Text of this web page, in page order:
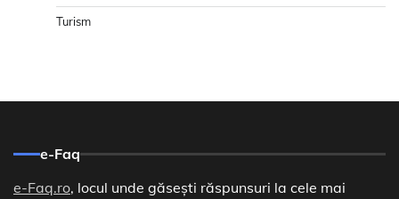
Turism
e-Faq
e-Faq.ro, locul unde găsești răspunsuri la cele mai